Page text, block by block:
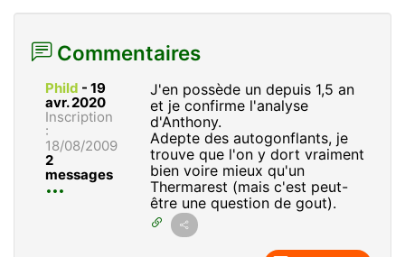
Commentaires
Phild - 19
avr. 2020
Inscription
:
18/08/2009
2
messages
J'en possède un depuis 1,5 an
et je confirme l'analyse
d'Anthony.
Adepte des autogonflants, je
trouve que l'on y dort vraiment
bien voire mieux qu'un
Thermarest (mais c'est peut-
être une question de gout).